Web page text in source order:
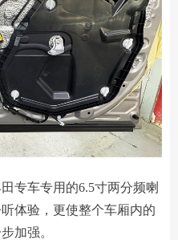
专车专用的6.5寸两分频喇
体验，更使整个车厢内的
加强。